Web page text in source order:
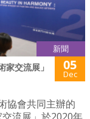
新聞
交流展」
05
Dec
協會共同主辦的